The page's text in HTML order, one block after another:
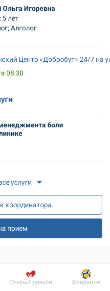
Ольга Игоревна
лет
Алголог
Центр «Добробут» 24/7 на
08:30
боли
услуги
координатора
прием
Пациенту
Старый дизайн Фондация